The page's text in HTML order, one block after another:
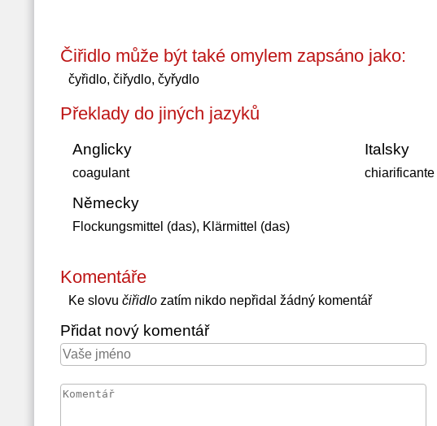
Čiřidlo může být také omylem zapsáno jako:
čyřidlo, čiřydlo, čyřydlo
Překlady do jiných jazyků
Anglicky
coagulant
Německy
Flockungsmittel (das), Klärmittel (das)
Italsky
chiarificante
Komentáře
Ke slovu čiřidlozatím nikdo nepřidal žádný komentář
Přidat nový komentář